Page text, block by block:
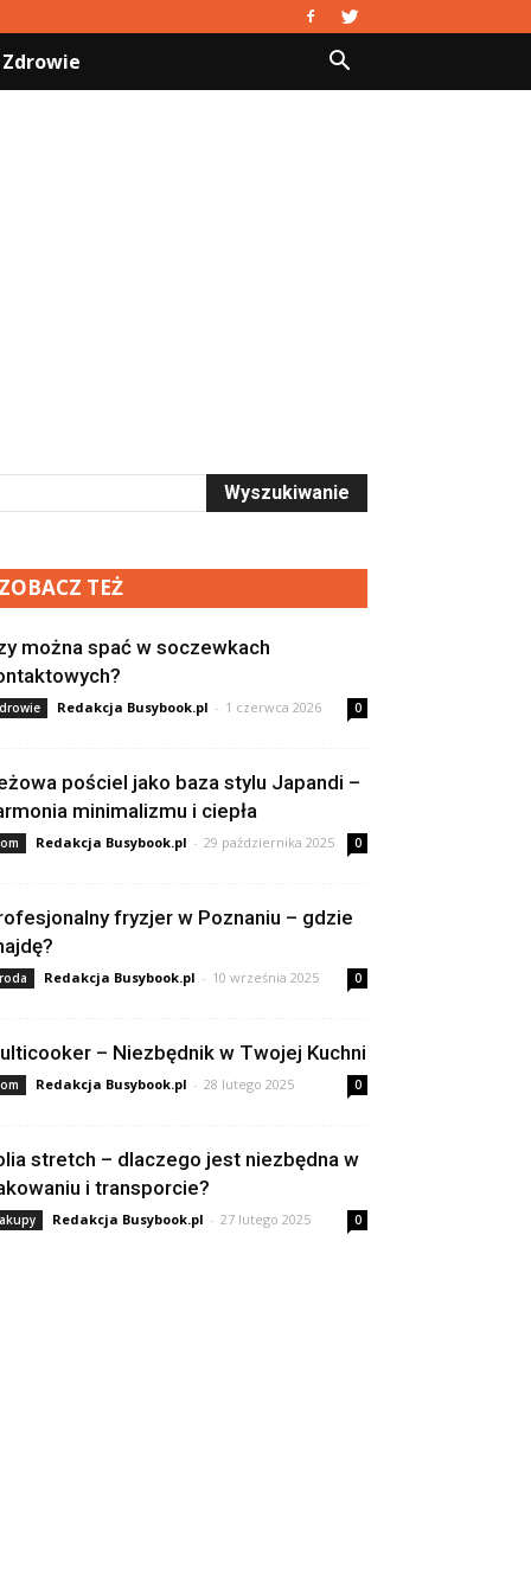
Zdrowie
TEŻ
można spać w soczewkach
Redakcja Busybook.pl - 1 czerwca 2026 0
pościel jako baza stylu Japandi –
minimalizmu i ciepła
Redakcja Busybook.pl - 29 października 2025 0
fryzjer w Poznaniu – gdzie
Redakcja Busybook.pl - 10 września 2025 0
– Niezbędnik w Twojej Kuchni
Redakcja Busybook.pl - 28 lutego 2025 0
stretch – dlaczego jest niezbędna w
i transporcie?
Redakcja Busybook.pl - 27 lutego 2025 0